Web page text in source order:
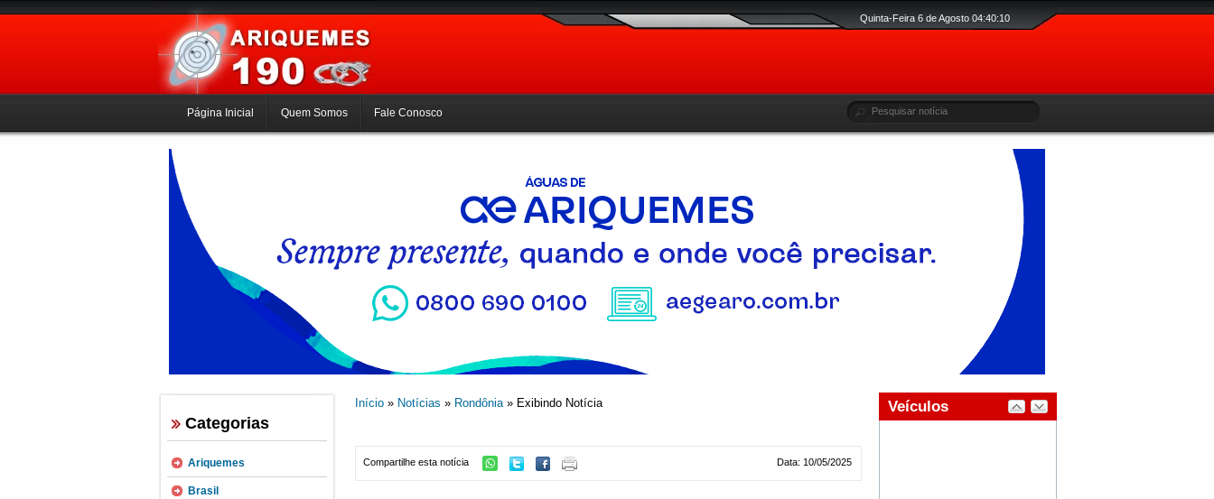
Quinta-Feira 6 de Agosto 04:40:11
Página Inicial Quem Somos Fale Conosco
Categorias
Ariquemes
Brasil
Início» Notícias » Rondônia» Exibindo Notícia
Data: 10/05/2025
Compartilhe esta notícia